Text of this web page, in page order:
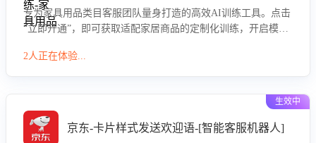
专为家具用品类目客服团队量身打造的高效AI训练工具。点击
“立即开通”，即可获取适配家居商品的定制化训练，开启模拟
参数咨询等高频场景下的专业应对能力。
2人正在体验...
生效中
京东-卡片样式发送欢迎语-[智能客服机器人]